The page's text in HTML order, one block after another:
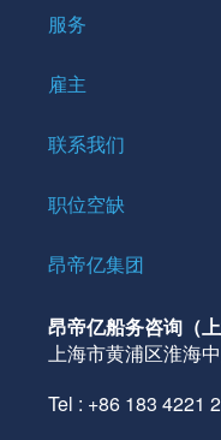
服务
雇主
联系我们
职位空缺
昂帝亿集团
昂帝亿船务咨询（
上海市黄浦区淮海
Tel : +86 183 4221